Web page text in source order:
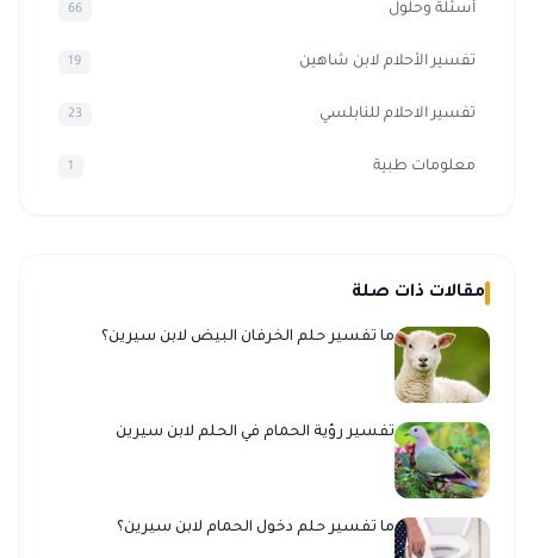
أسئلة وحلول 66
تفسير الأحلام لابن شاهين 19
تفسير الاحلام للنابلسي 23
معلومات طبية 1
مقالات ذات صلة
ما تفسير حلم الخرفان البيض لابن سيرين؟
تفسير رؤية الحمام في الحلم لابن سيرين
ما تفسير حلم دخول الحمام لابن سيرين؟